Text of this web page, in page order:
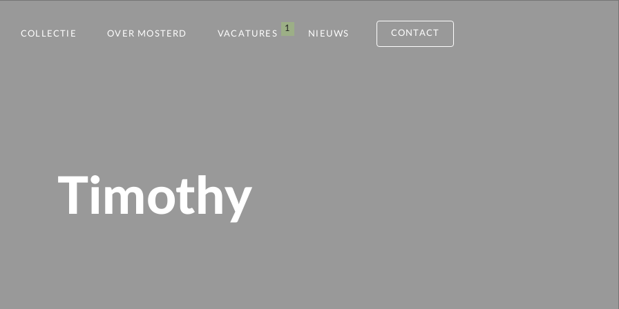
COLLECTIE OVER MOSTERD VACATURES
1
NIEUWS CONTACT
Timothy